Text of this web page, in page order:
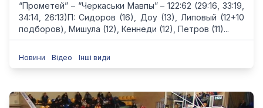
“Прометей” – “Черкаськи Мавпы” – 122:62 (29:16, 33:19,
34:14, 26:13)П: Сидоров (16), Доу (13), Липовый (12+10
подборов), Мишула (12), Кеннеди (12), Петров (11)...
Новини Відео Інші види